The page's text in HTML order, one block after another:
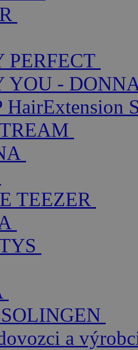
PERFECT
YOU -
HairExtension
TEEZER
a